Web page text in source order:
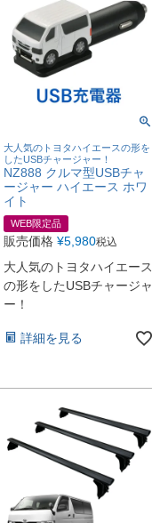
大人気のトヨタハイエースの形を
したUSBチャージャー！
NZ888 クルマ型USBチャ
ージャー ハイエース ホワ
イト
WEB限定品
販売価格 ¥5,980税込
大人気のトヨタハイエース
の形をしたUSBチャージャ
ー！
詳細を見る